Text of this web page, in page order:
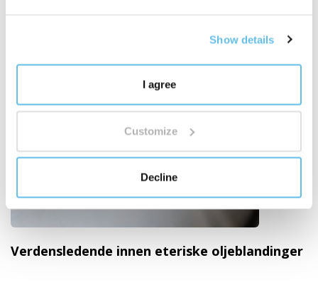
Show details
I agree
Customize
Decline
Verdensledende innen eteriske oljeblandinger